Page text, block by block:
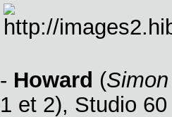
- Howard (
1 et 2), Studio